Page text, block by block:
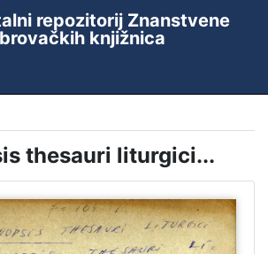
repozitorij Znanstvene
knjižnica
thesauri liturgici...